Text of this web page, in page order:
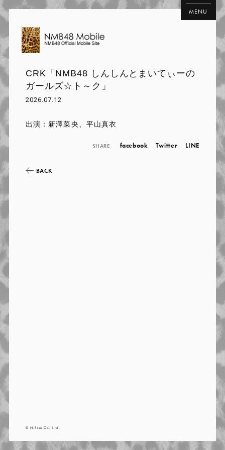
MENU
CRK「NMB48 しんしんとまいてぃーの
ガールズ☆ト～ク」
2026.07.12
出演：新澤菜央、平山真衣
SHARE facebook Twitter LINE
BACK